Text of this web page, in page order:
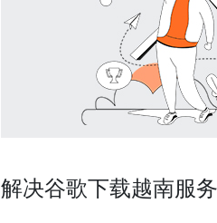
解决谷歌下载越南服